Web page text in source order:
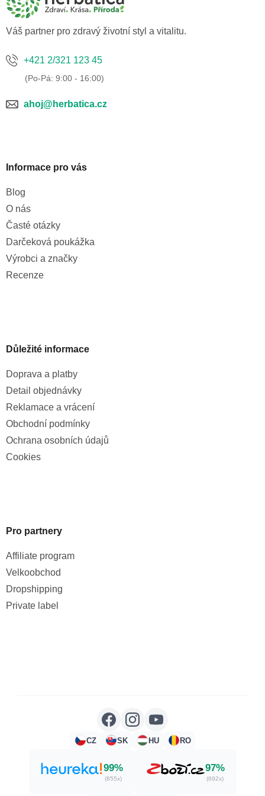
Váš partner pro zdravý životní styl a vitalitu.
+421 2/321 123 45
ahoj@herbatica.cz
Informace pro vás
Blog
O nás
Časté otázky
Darčeková poukážka
Výrobci a značky
Recenze
Důležité informace
Doprava a platby
Detail objednávky
Reklamace a vrácení
Obchodní podmínky
Ochrana osobních údajů
Cookies
Pro partnery
Affiliate program
Velkoobchod
Dropshipping
Private label
CZ SK HU RO
99%
(855x)
97%
(692x)